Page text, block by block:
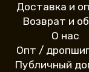
Доставка и
Возврат и
О нас
Опт /
Публичный